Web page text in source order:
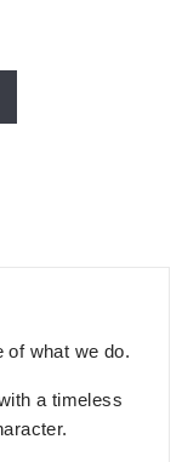
of what we do.
a timeless